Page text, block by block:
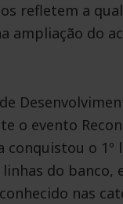
refletem a
ampliação do
o evento
conquistou o
do banco,
nas